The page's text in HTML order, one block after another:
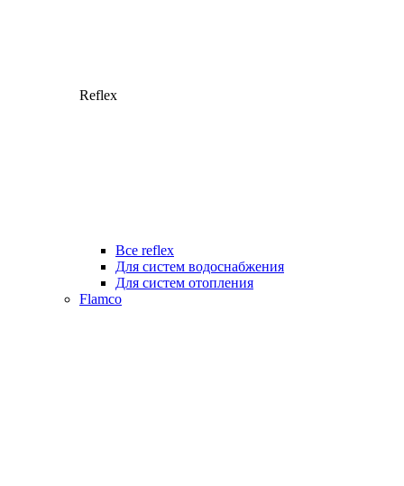
Reflex
Все reflex
Для систем водоснабжения
Для систем отопления
Flamco